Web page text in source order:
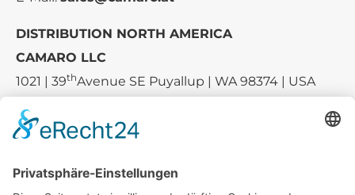
DISTRIBUTION NORTH AMERICA
CAMARO LLC
1021 | 39thAvenue SE Puyallup | WA 98374 | USA
Tel.:+1 253-867-57 35